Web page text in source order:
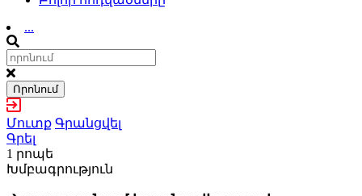
...
Որոնում
Մուտք Գրանցվել
Գրել
1 րոպե
Խմբագրություն